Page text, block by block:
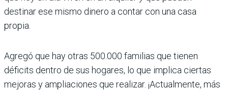
destinar ese mismo dinero a contar con una casa
propia.
Agregó que hay otras 500.000 familias que tienen
déficits dentro de sus hogares, lo que implica ciertas
mejoras y ampliaciones que realizar. ¡Actualmente, más